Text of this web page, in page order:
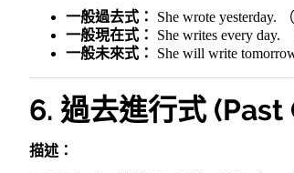
一般過去式：
She wrote yesterday.
一般現在式：
She writes every day.
一般未來式：
She will write
6. 過去進行式
描述：